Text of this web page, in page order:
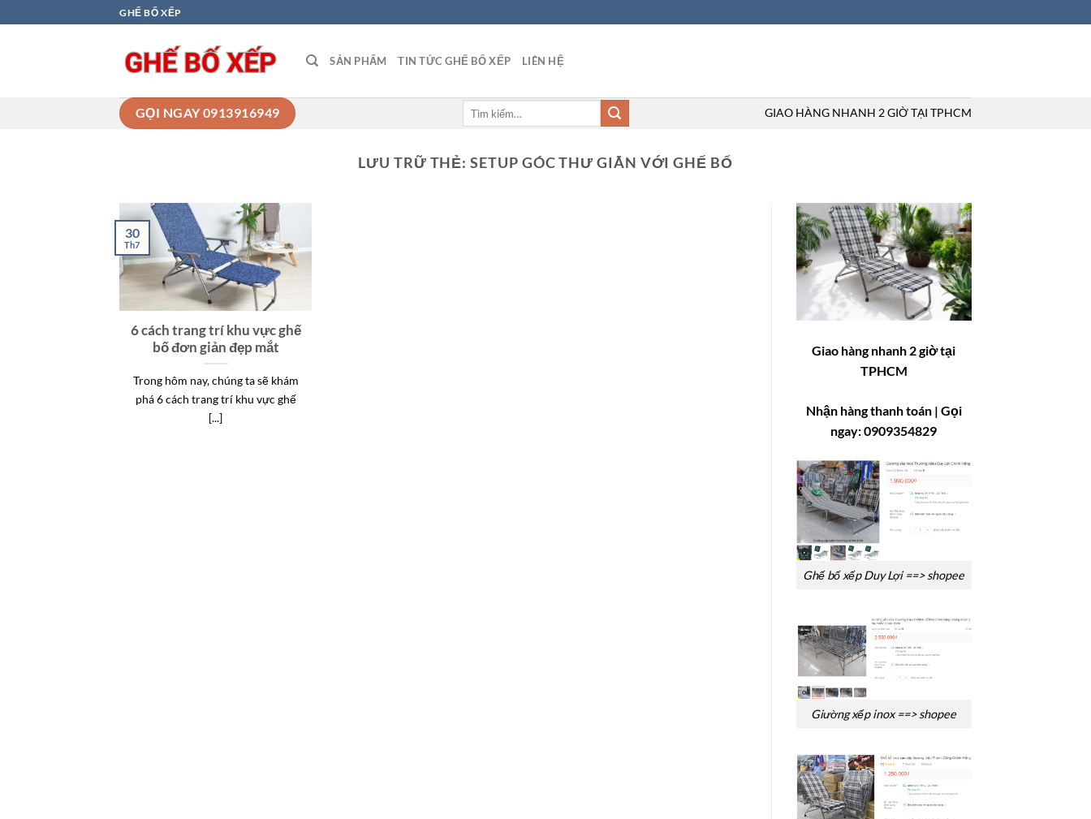
qua
GHẾ BỐ XẾP
SẢN PHẨM TIN TỨC GHẾ BỐ XẾP LIÊN HỆ
GỌI NGAY 0913916949
Tìm
GIAO HÀNG NHANH 2 GIỜ TẠI TPHCM
LƯU TRỮ THẺ:SETUP GÓC THƯ GIÃN VỚI GHẾ BỐ
6 cách trang trí khu vực ghế
bố đơn giản đẹp mắt
Trong hôm nay, chúng ta sẽ khám
phá 6 cách trang trí khu vực ghế
[...]
30
Th7
Giao hàng nhanh 2 giờ tại
TPHCM
Nhận hàng thanh toán | Gọi
ngay: 0909354829
Ghế bố xếp Duy Lợi ==> shopee
Giường xếp inox ==> shopee